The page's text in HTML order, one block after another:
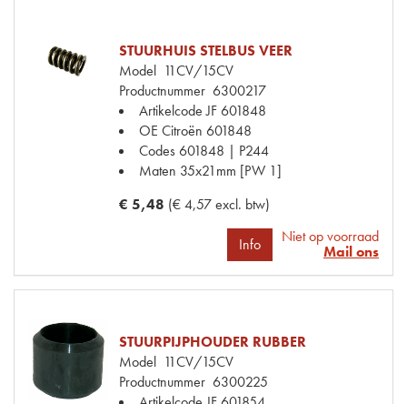
STUURHUIS STELBUS VEER
Model 11CV/15CV
Productnummer 6300217
Artikelcode JF 601848
OE Citroën 601848
Codes 601848 | P244
Maten 35x21mm [PW 1]
€ 5,48 (€ 4,57 excl. btw)
Info
Niet op voorraad
Mail ons
STUURPIJPHOUDER RUBBER
Model 11CV/15CV
Productnummer 6300225